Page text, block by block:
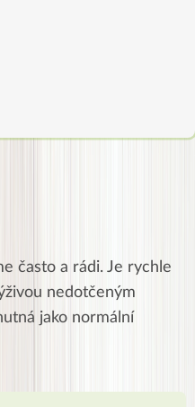
často a rádi. Je rychle
nedotčeným
jako normální